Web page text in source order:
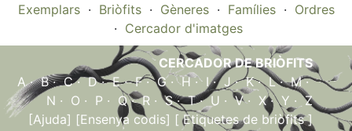
Exemplars· Briòfits· Gèneres· Famílies· Ordres
· Cercador d'imatges
CERCADOR DE BRIÒFITS
A·B·C·D·E·F·G·H · I·J·K·L·M·
N · O · P · Q·R ·S·T·U ·V· X·Y ·Z
[Ajuda] [Ensenya codis] [ Etiquetes de briòfits ]